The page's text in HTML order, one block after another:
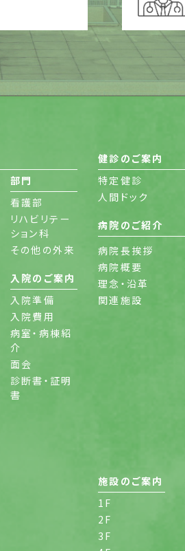
部門
看護部
リハビリテー
ション科
その他の外来
入院のご案内
入院準備
入院費用
病室・病棟紹
介
面会
診断書・証明
書
健診のご案内
特定健診
人間ドック
病院のご紹介
病院長挨拶
病院概要
理念・沿革
関連施設
施設のご案内
1F
2F
3F